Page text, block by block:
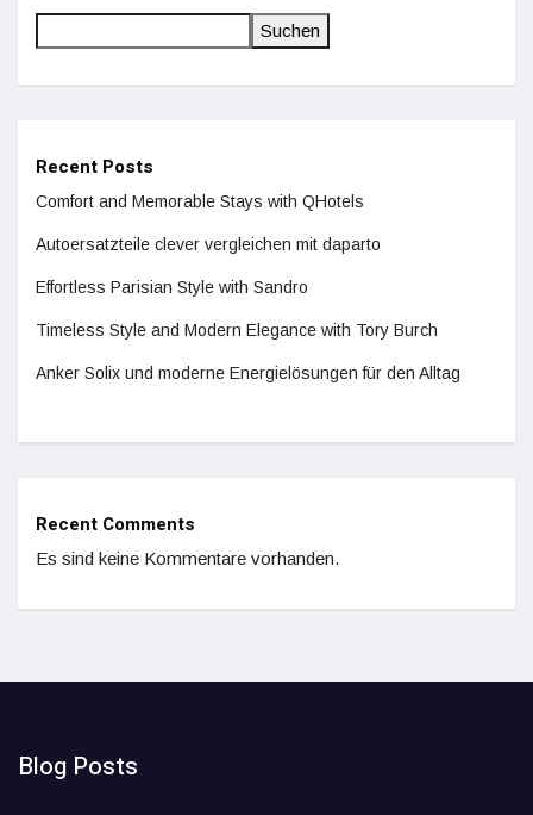
Suchen
Recent Posts
Comfort and Memorable Stays with QHotels
Autoersatzteile clever vergleichen mit daparto
Effortless Parisian Style with Sandro
Timeless Style and Modern Elegance with Tory Burch
Anker Solix und moderne Energielösungen für den Alltag
Recent Comments
Es sind keine Kommentare vorhanden.
Blog Posts